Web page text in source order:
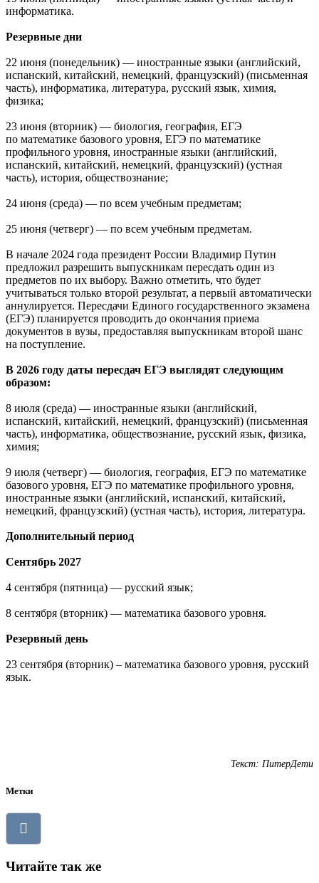
информатика.
Резервные дни
22 июня (понедельник) — иностранные языки (английский,
испанский, китайский, немецкий, французский) (письменная
часть), информатика, литература, русский язык, химия,
физика;
23 июня (вторник) — биология, география, ЕГЭ
по математике базового уровня, ЕГЭ по математике
профильного уровня, иностранные языки (английский,
испанский, китайский, немецкий, французский) (устная
часть), история, обществознание;
24 июня (среда) — по всем учебным предметам;
25 июня (четверг) — по всем учебным предметам.
В начале 2024 года президент России Владимир Путин
предложил разрешить выпускникам пересдать один из
предметов по их выбору. Важно отметить, что будет
учитываться только второй результат, а первый автоматически
аннулируется. Пересдачи Единого государственного экзамена
(ЕГЭ) планируется проводить до окончания приема
документов в вузы, предоставляя выпускникам второй шанс
на поступление.
В 2026 году даты пересдач ЕГЭ выглядят следующим
образом:
8 июля (среда) — иностранные языки (английский,
испанский, китайский, немецкий, французский) (письменная
часть), информатика, обществознание, русский язык, физика,
химия;
9 июля (четверг) — биология, география, ЕГЭ по математике
базового уровня, ЕГЭ по математике профильного уровня,
иностранные языки (английский, испанский, китайский,
немецкий, французский) (устная часть), история, литература.
Дополнительный период
Сентябрь 2027
4 сентября (пятница) — русский язык;
8 сентября (вторник) — математика базового уровня.
Резервный день
23 сентября (вторник) – математика базового уровня, русский
язык.
Текст: ПитерДети
Метки
Читайте так же